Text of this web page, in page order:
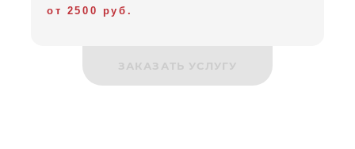
от 2500 руб.
ЗАКАЗАТЬ УСЛУГУ